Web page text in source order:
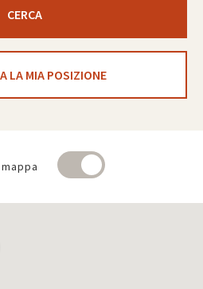
CERCA
LA MIA POSIZIONE